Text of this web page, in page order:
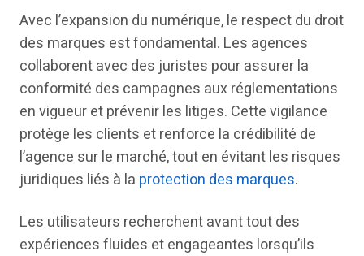
Avec l’expansion du numérique, le respect du droit
des marques est fondamental. Les agences
collaborent avec des juristes pour assurer la
conformité des campagnes aux réglementations
en vigueur et prévenir les litiges. Cette vigilance
protège les clients et renforce la crédibilité de
l’agence sur le marché, tout en évitant les risques
juridiques liés à la protection des marques.
Les utilisateurs recherchent avant tout des
expériences fluides et engageantes lorsqu’ils